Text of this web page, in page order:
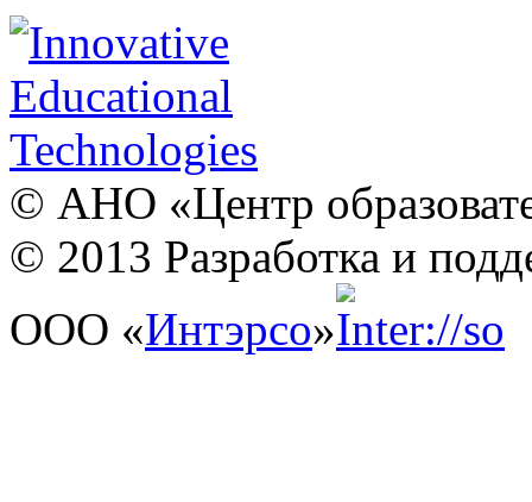
© АНО «Центр
© 2013 Разработка и
ООО «Интэрсо»